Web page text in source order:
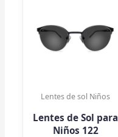
Lentes de sol Niños
Lentes de Sol para
Niños 122